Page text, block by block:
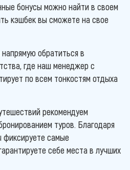
бонусы можно найти в своем
кэшбек вы сможете на свое
обратиться в
где наш менеджер с
по всем тонкостям отдыха
рекомендуем
туров. Благодаря
фиксируете самые
себе места в лучших